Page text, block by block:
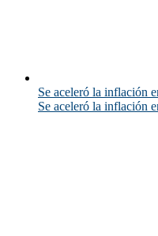
Se aceleró la inflación
Se aceleró la inflación